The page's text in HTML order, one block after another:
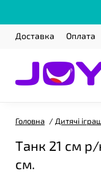
Доставка Оплата
Головна Дитячі
Танк 21 см р/
см.